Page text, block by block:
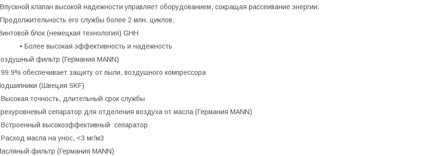
Впускной клапан высокой надежности управляет оборудованием, сокращая рассеивание энергии.
Продолжительность его службы более 2 млн. циклов;
блок (немецкая технология) GHH
• Более высокая эффективность и надежность
фильтр (Германия MANN)
99.9% обеспечивает защиту от пыли, воздушного компрессора
(Швеция SKF)
Высокая точность, длительный срок службы
сепаратор для отделения воздуха от масла (Германия MANN)
Встроенный высокоэффективный сепаратор
Расход масла на унос, <3 мг/м3
фильтр (Германия MANN)